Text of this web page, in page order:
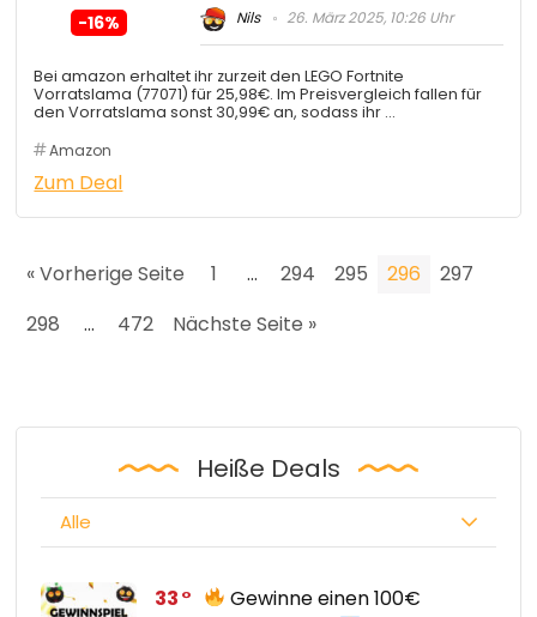
-16% Nils 26. März 2025, 10:26 Uhr
Bei amazon erhaltet ihr zurzeit den LEGO Fortnite
Vorratslama (77071) für 25,98€. Im Preisvergleich fallen für
den Vorratslama sonst 30,99€ an, sodass ihr …
Amazon
Zum Deal
« Vorherige Seite 1 … 294 295 296
297
298
… 472 Nächste Seite »
Heiße Deals
Alle
33
Gewinne einen 100€